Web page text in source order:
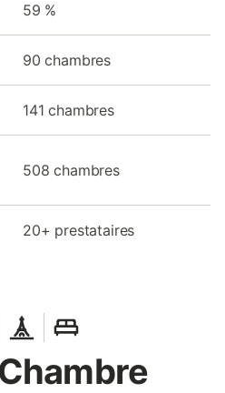
59 %
90 chambres
141 chambres
508 chambres
20+ prestataires